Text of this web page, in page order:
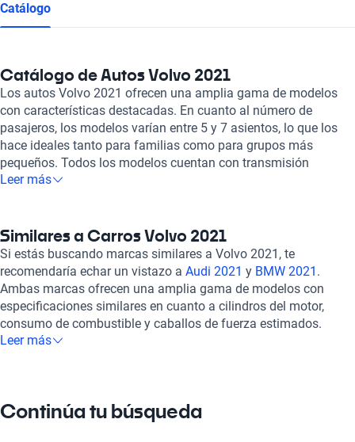
Catálogo
Catálogo de Autos Volvo 2021
Los autos Volvo 2021 ofrecen una amplia gama de modelos
con características destacadas. En cuanto al número de
pasajeros, los modelos varían entre 5 y 7 asientos, lo que los
hace ideales tanto para familias como para grupos más
pequeños. Todos los modelos cuentan con transmisión
automática y están diseñados para ofrecer un alto nivel de
litros con 4 cilindros, lo que garantiza un equilibrio entre
potencia y eficiencia. Además, la aceleración estimada varía
entre 190 y 420 caballos de fuerza, lo que proporciona
opciones tanto para aquellos que buscan un rendimiento más
moderado como para los amantes de la velocidad. En cuanto
al consumo de combustible, los modelos de combustión
interna tienen un consumo combinado que va desde los 6.5
garantizar su óptimo desempeño. Además, Kavak ofrece la
opción de financiamiento, lo que facilita el proceso de
Leer más
Similares a Carros Volvo 2021
Si estás buscando marcas similares a Volvo 2021, te
recomendaría echar un vistazo a Audi 2021 y BMW 2021 .
Ambas marcas ofrecen una amplia gama de modelos con
especificaciones similares en cuanto a cilindros del motor,
consumo de combustible y caballos de fuerza estimados.
TantoAudicomo
Cadillac 2021. Al igual que Volvo, Cadillac
Leer más
Continúa tu búsqueda